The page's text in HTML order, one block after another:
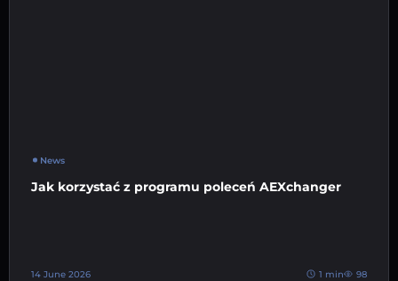
News
Jak korzystać z programu poleceń AEXchanger
14 June 2026 1 min 98